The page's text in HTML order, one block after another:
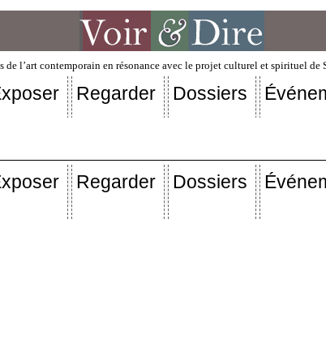
de l’art contemporain en résonance avec le projet culturel et spirituel
Regarder Dossiers
Regarder Dossiers